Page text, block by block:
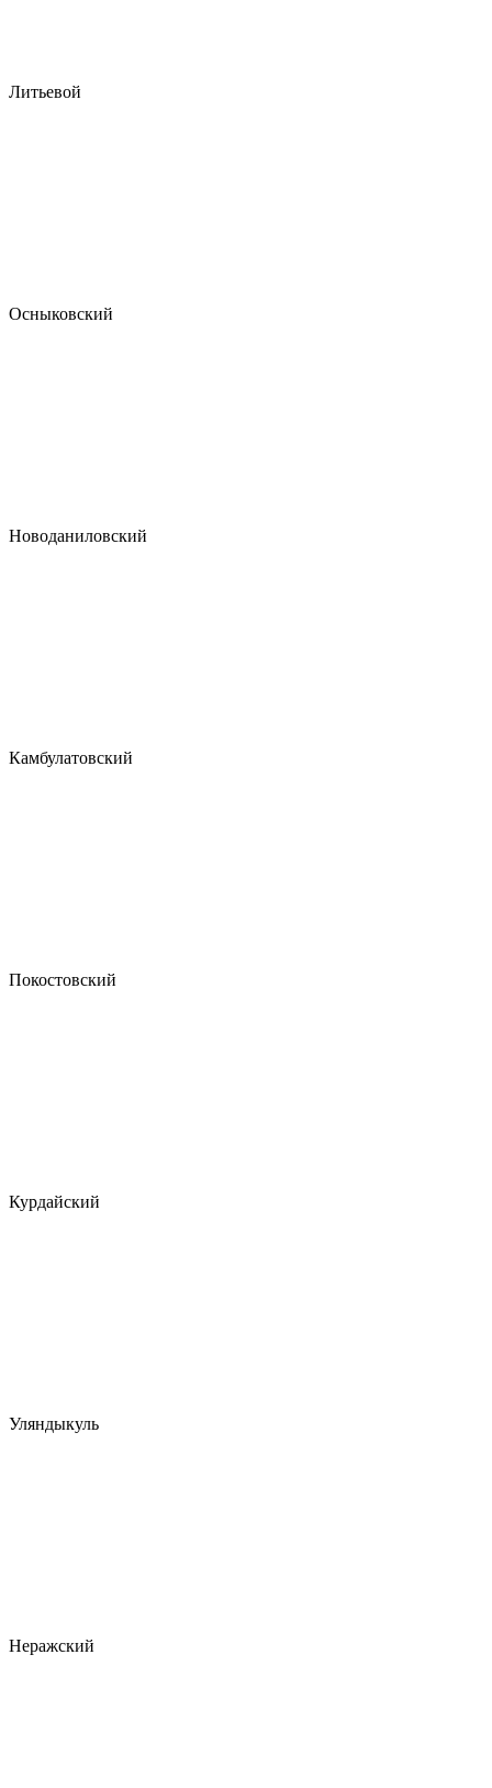
Литьевой
Осныковский
Новоданиловский
Камбулатовский
Покостовский
Курдайский
Уляндыкуль
Неражский